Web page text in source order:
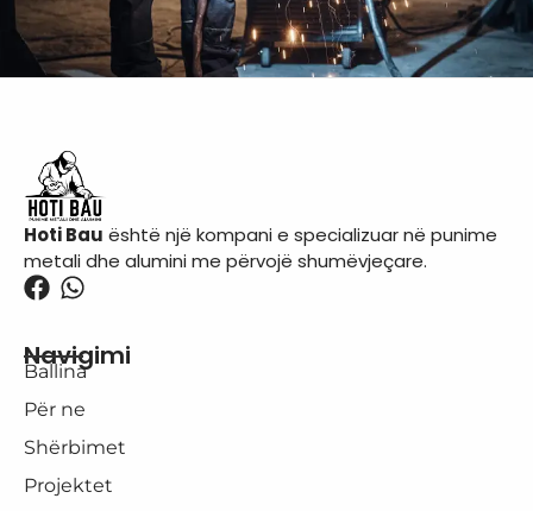
Hoti Bau është një kompani e specializuar në punime
metali dhe alumini me përvojë shumëvjeçare.
Navigimi
Ballina
Për ne
Shërbimet
Projektet